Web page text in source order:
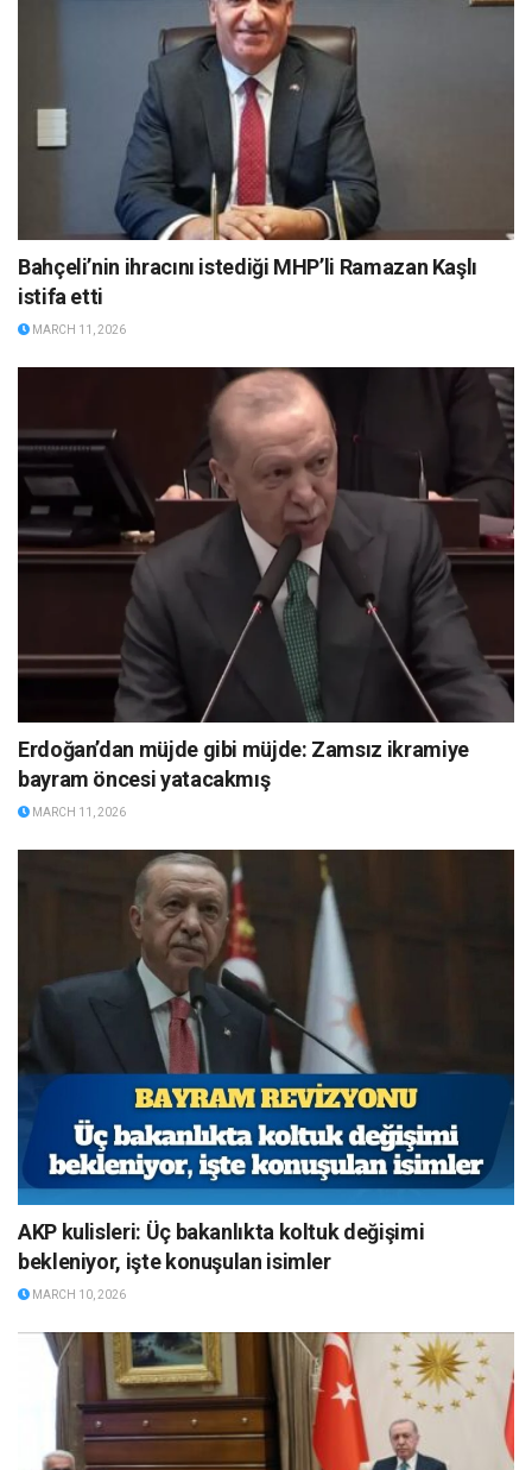
Bahçeli’nin ihracını istediği MHP’li Ramazan Kaşlı
istifa etti
MARCH 11, 2026
Erdoğan’dan müjde gibi müjde: Zamsız ikramiye
bayram öncesi yatacakmış
MARCH 11, 2026
AKP kulisleri: Üç bakanlıkta koltuk değişimi
bekleniyor, işte konuşulan isimler
MARCH 10, 2026